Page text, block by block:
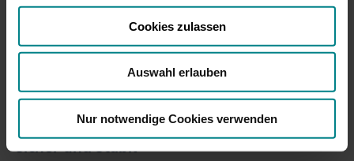
Cookies zulassen
Auswahl erlauben
Nur notwendige Cookies verwenden
sicher und stabil